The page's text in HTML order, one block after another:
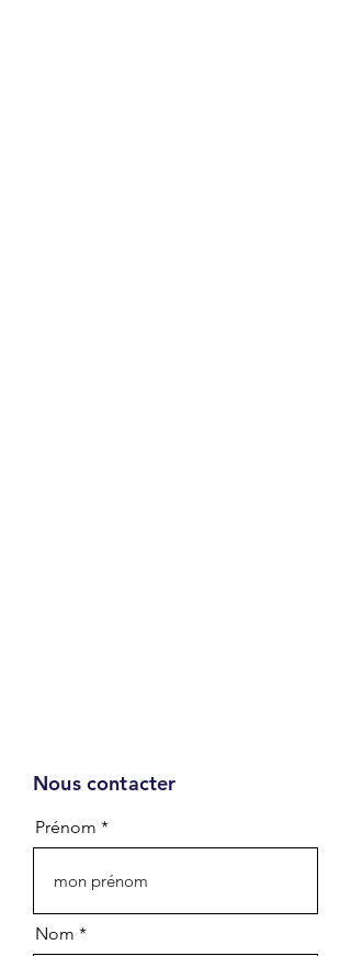
Infolettre
Prénom - First name
Nom - Last name
Nous contacter
Prénom
Nom